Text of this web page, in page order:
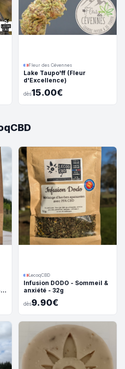
Fleur des Cévennes
Lake Taupo'ff (Fleur
d'Excellence)
dès15.00€
LecoqCBD
Infusion DODO - Sommeil &
anxiété - 32g
dès9.90€